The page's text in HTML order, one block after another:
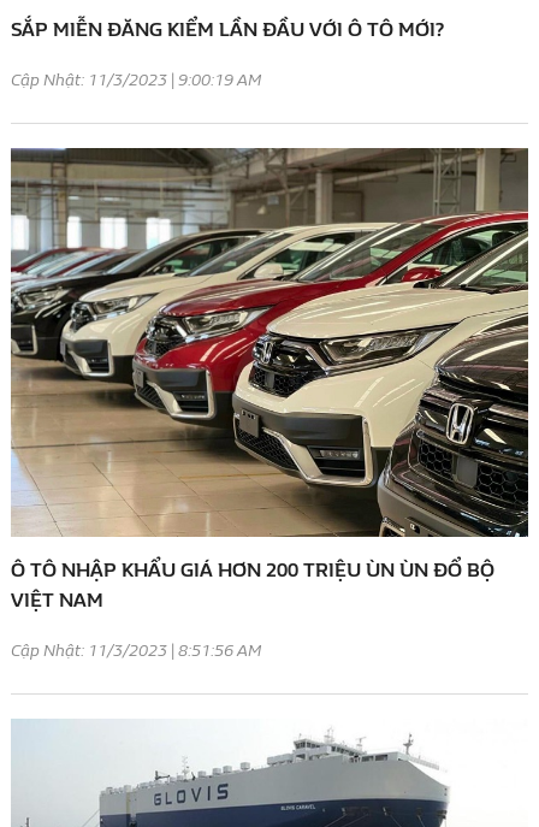
SẮP MIỄN ĐĂNG KIỂM LẦN ĐẦU VỚI Ô TÔ MỚI?
Cập Nhật: 11/3/2023 | 9:00:19 AM
Ô TÔ NHẬP KHẨU GIÁ HƠN 200 TRIỆU ÙN ÙN ĐỔ BỘ
VIỆT NAM
Cập Nhật: 11/3/2023 | 8:51:56 AM